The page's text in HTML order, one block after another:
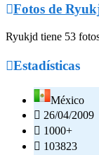
Fotos de
Ryukjd tiene 53
Estadísticas
México
 26/04/2009
 1000+
 103823